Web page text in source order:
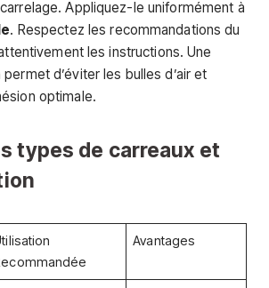
Appliquez-le uniformément à
. Respectez les recommandations du
les instructions. Une
d’éviter les bulles d’air et
optimale.
types de carreaux et
Avantages